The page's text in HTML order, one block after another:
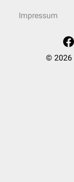
Impressum
© 2026